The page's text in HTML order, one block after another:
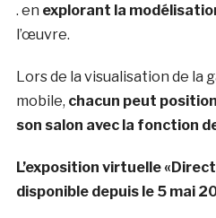
. en explorant la
l’œuvre.
Lors de la visualisation de la
mobile, chacun peut
son salon avec la fonction
L’exposition virtuelle
disponible depuis le 5 mai